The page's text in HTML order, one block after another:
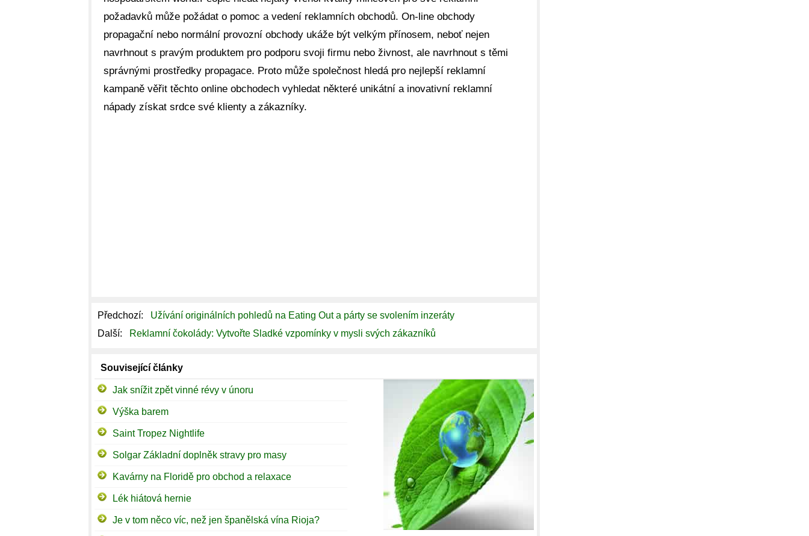
požadavků může požádat o pomoc a vedení reklamních obchodů. On-line obchody
propagační nebo normální provozní obchody ukáže být velkým přínosem, neboť nejen
navrhnout s pravým produktem pro podporu svoji firmu nebo živnost, ale navrhnout s těmi
správnými prostředky propagace. Proto může společnost hledá pro nejlepší reklamní
kampaně věřit těchto online obchodech vyhledat některé unikátní a inovativní reklamní
nápady získat srdce své klienty a zákazníky.
Předchozí:
Užívání originálních pohledů na Eating Out a párty se svolením inzeráty
Další:
Reklamní čokolády: Vytvořte Sladké vzpomínky v mysli svých zákazníků
Související články
Jak snížit zpět vinné révy v únoru
Výška barem
Saint Tropez Nightlife
Solgar Základní doplněk stravy pro masy
Kavárny na Floridě pro obchod a relaxace
Lék hiátová hernie
Je v tom něco víc, než jen španělská vína Rioja?